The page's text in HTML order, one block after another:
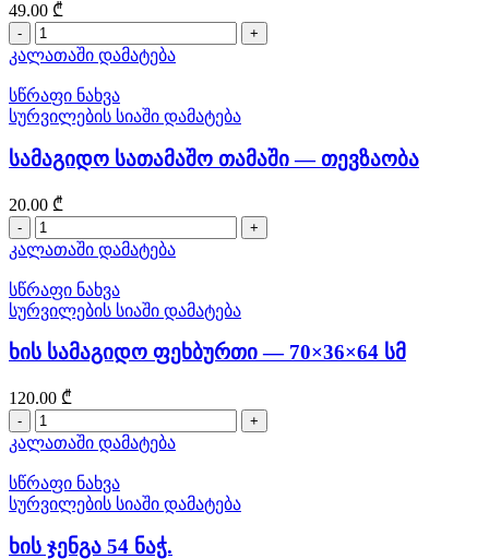
49.00 ₾
რაოდენობა:
გასართობი
TO
RIDE
კალათაში დამატება
სწრაფი ნახვა
სურვილების სიაში დამატება
სამაგიდო სათამაშო თამაში — თევზაობა
20.00 ₾
რაოდენობა:
სამაგიდო
თამაში
—
კალათაში დამატება
სწრაფი ნახვა
სურვილების სიაში დამატება
ხის სამაგიდო ფეხბურთი — 70×36×64 სმ
120.00 ₾
რაოდენობა:
ხის
ფეხბურთი
—
70×36×64
სმ
კალათაში დამატება
სწრაფი ნახვა
სურვილების სიაში დამატება
ხის ჯენგა 54 ნაჭ.